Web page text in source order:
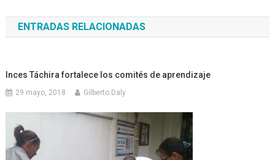
de
entradas
ENTRADAS RELACIONADAS
Inces Táchira fortalece los comités de aprendizaje
29 mayo, 2018 Gilberto Daly